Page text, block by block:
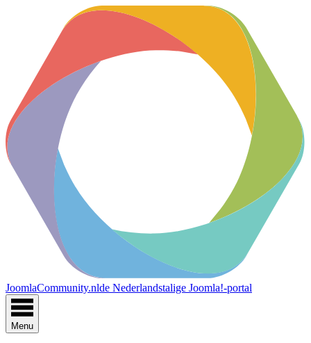
JoomlaCommunity.nlde Nederlandstalige Joomla!-portal
Menu